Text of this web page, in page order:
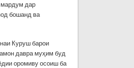
дар
бошанд ва
Куруш барои
давра муҳим буд
оромиву осоиш ба